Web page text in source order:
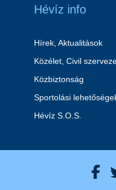
Hévíz info
Hírek, Aktualitások
Közélet, Civil
Közbiztonság
Sportolási
Hévíz S.O.S.